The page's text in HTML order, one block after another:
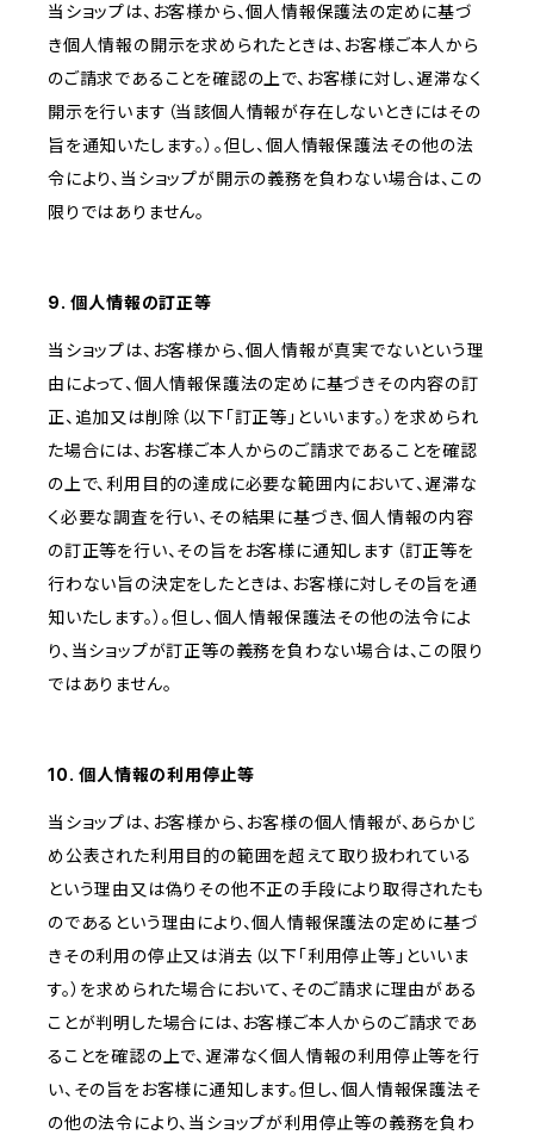
当ショップは、お客様から、個人情報保護法の定めに基づ
き個人情報の開示を求められたときは、お客様ご本人から
のご請求であることを確認の上で、お客様に対し、遅滞なく
開示を行います（当該個人情報が存在しないときにはその
旨を通知いたします。）。但し、個人情報保護法その他の法
令により、当ショップが開示の義務を負わない場合は、この
限りではありません。
9. 個人情報の訂正等
当ショップは、お客様から、個人情報が真実でないという理
由によって、個人情報保護法の定めに基づきその内容の訂
正、追加又は削除（以下「訂正等」といいます。）を求められ
た場合には、お客様ご本人からのご請求であることを確認
の上で、利用目的の達成に必要な範囲内において、遅滞な
く必要な調査を行い、その結果に基づき、個人情報の内容
の訂正等を行い、その旨をお客様に通知します（訂正等を
行わない旨の決定をしたときは、お客様に対しその旨を通
知いたします。）。但し、個人情報保護法その他の法令によ
り、当ショップが訂正等の義務を負わない場合は、この限り
ではありません。
10. 個人情報の利用停止等
当ショップは、お客様から、お客様の個人情報が、あらかじ
め公表された利用目的の範囲を超えて取り扱われている
という理由又は偽りその他不正の手段により取得されたも
のであるという理由により、個人情報保護法の定めに基づ
きその利用の停止又は消去（以下「利用停止等」といいま
す。）を求められた場合において、そのご請求に理由がある
ことが判明した場合には、お客様ご本人からのご請求であ
ることを確認の上で、遅滞なく個人情報の利用停止等を行
い、その旨をお客様に通知します。但し、個人情報保護法そ
の他の法令により、当ショップが利用停止等の義務を負わ